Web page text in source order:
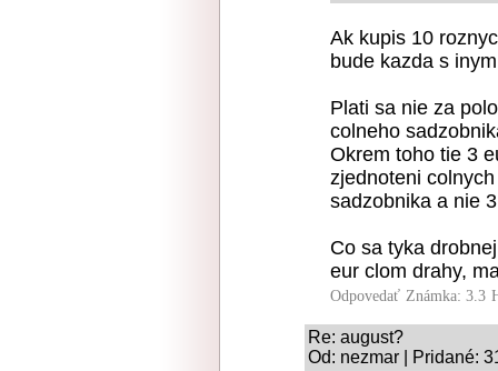
Ak kupis 10
bude kazda s
Plati sa nie za
colneho
Okrem toho tie 3
zjednoteni
sadzobnika a nie
Co sa tyka
eur clom drahy,
Odpovedať Známka: 3.3
Re: august?
Od: nezmar | Pridané: